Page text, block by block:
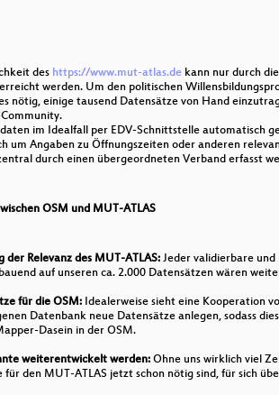
digitale Souveränität - öffentliche
many - Hilbert und Dijkstra zum
Daten zur Kartierung des urbanen,
Orte Mapping
OSM und Wikidata
für Open Source GIS: Best
zur Bewertung der
ÖREB-Kataster: Erfahrungen und
des https://www.mut-atlas.de kann nur durch
werden. Um den politischen
nötig, einige tausend Datensätze von Hand
im Idealfall per EDV-Schnittstelle automatisch
um Angaben zu Öffnungszeiten oder anderen
durch einen übergeordneten Verband erfasst
OSM und MUT-ATLAS
der Relevanz des MUT-ATLAS: Jeder validierbare
auf unseren ca. 2.000 Datensätzen wären
für die OSM: Idealerweise sieht eine Kooperation
Datenbank neue Datensätze anlegen, sodass
Dasein in der OSM.
weiterentwickelt werden: Ohne uns wirklich viel
für den MUT-ATLAS jetzt schon nötig sind, für sich